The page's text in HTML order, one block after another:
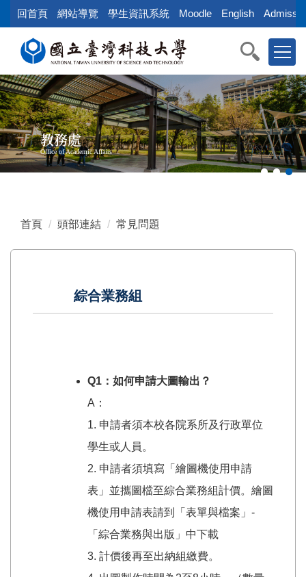
到
內
容
區
回首頁 網站導覽 學生資訊系統 Moodle English
教務處
Office of Academic Affairs
首頁 頭部連結 常見問題
綜合業務組
Q1： 如何申請大圖輸出？
A：
1. 申請者須本校各院系所及行政單位
學生或人員。
2. 申請者須填寫「繪圖機使用申請
表」並攜圖檔至綜合業務組計價。繪圖
機使用申請表請到「表單與檔案」-
「綜合業務與出版」中下載
3. 計價後再至出納組繳費。